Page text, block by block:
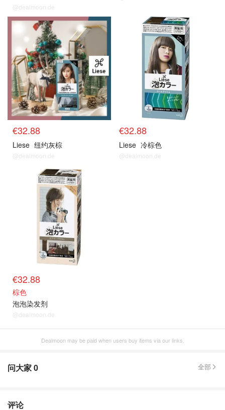
@dealmoon.de
€32.88
Liese 纽约灰棕
@dealmoon.de
€32.88
Liese 冷棕色
@dealmoon.de
€32.88
棕色
泡泡染发剂
@dealmoon.de
Dealmoon may be paid when users buy items via our links.
问大家0 全部
评论